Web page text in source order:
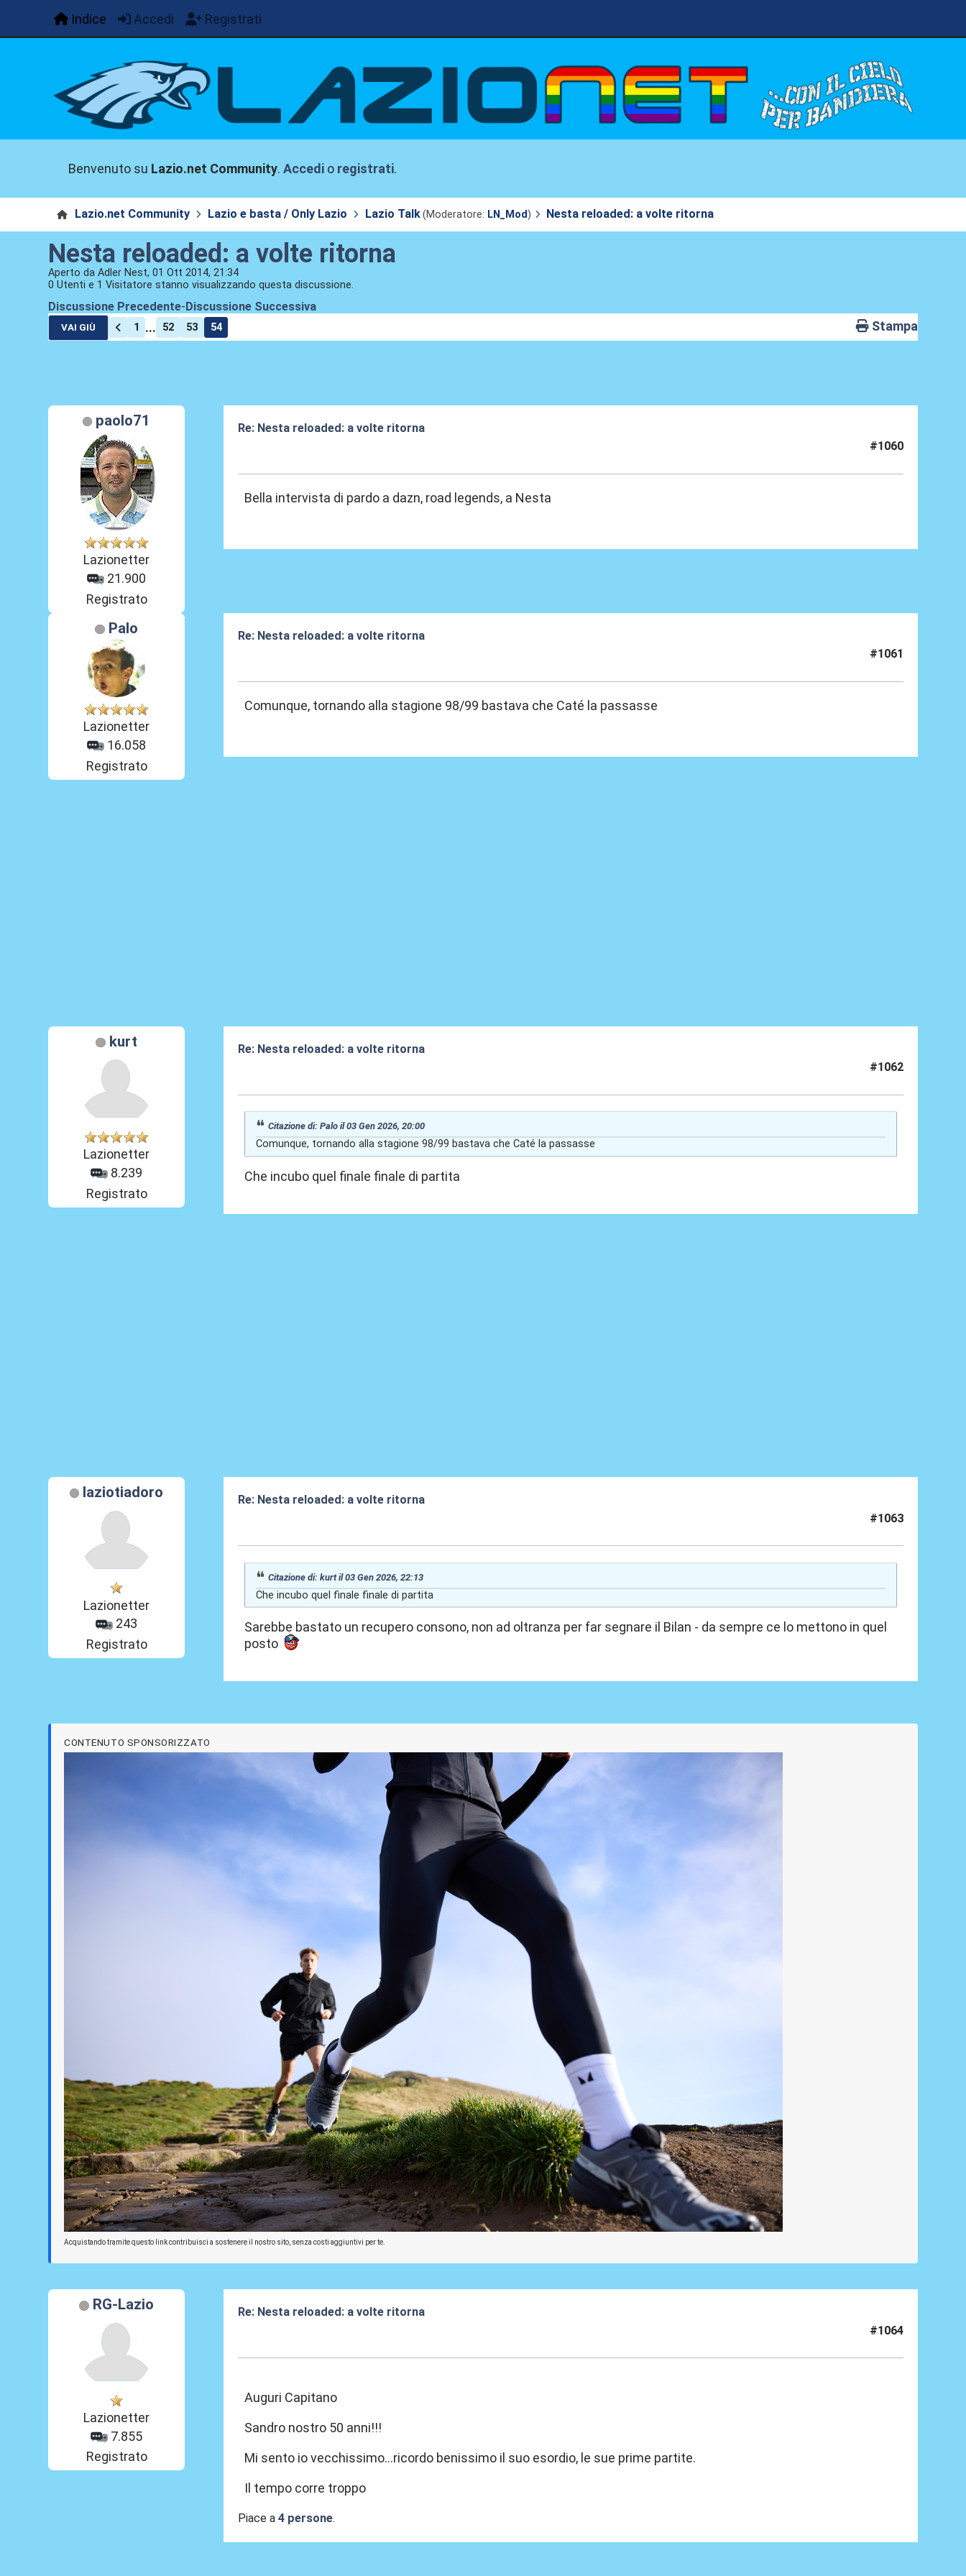
Indice Accedi Registrati
Benvenuto su Lazio.net Community.Accedi o registrati.
Lazio.net Community Lazio e basta / Only Lazio Lazio Talk(Moderatore: LN_Mod) Nesta reloaded: a volte ritorna
Nesta reloaded: a volte ritorna
Aperto da Adler Nest, 01 Ott 2014, 21:34
0 Utenti e 1 Visitatore stanno visualizzando questa discussione.
Discussione Precedente- Discussione Successiva
VAI GIÙ 1 ... 52 53 54 Stampa
paolo71
Lazionetter
21.900
Registrato
Re: Nesta reloaded: a volte ritorna
#1060
Bella intervista di pardo a dazn, road legends, a Nesta
Palo
Lazionetter
16.058
Registrato
Re: Nesta reloaded: a volte ritorna
#1061
Comunque, tornando alla stagione 98/99 bastava che Caté la passasse
kurt
Lazionetter
8.239
Registrato
Re: Nesta reloaded: a volte ritorna
#1062
Citazione di: Palo il 03 Gen 2026, 20:00
Comunque, tornando alla stagione 98/99 bastava che Caté la passasse
Che incubo quel finale finale di partita
laziotiadoro
Lazionetter
243
Registrato
Re: Nesta reloaded: a volte ritorna
#1063
Citazione di: kurt il 03 Gen 2026, 22:13
Che incubo quel finale finale di partita
Sarebbe bastato un recupero consono, non ad oltranza per far segnare il Bilan - da sempre ce lo mettono in quel
posto
CONTENUTO SPONSORIZZATO
Acquistando tramite questo link contribuisci a sostenere il nostro sito, senza costi aggiuntivi per te.
RG-Lazio
Lazionetter
7.855
Registrato
Re: Nesta reloaded: a volte ritorna
#1064
Auguri Capitano
Sandro nostro 50 anni!!!
Mi sento io vecchissimo...ricordo benissimo il suo esordio, le sue prime partite.
Il tempo corre troppo
Piace a4 persone.